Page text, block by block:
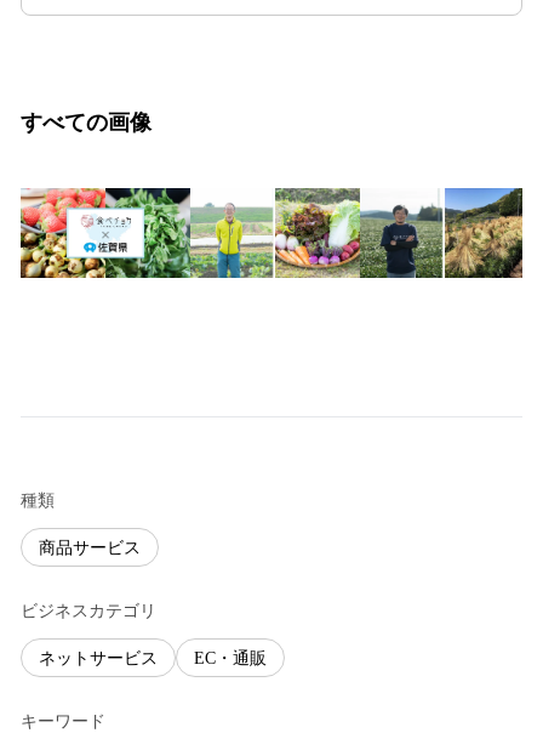
すべての画像
種類
商品サービス
ビジネスカテゴリ
ネットサービス EC・通販
キーワード